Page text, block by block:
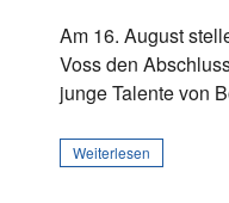
Am 16. August
Voss den
junge Talente von
Weiterlesen